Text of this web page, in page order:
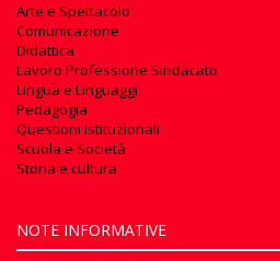
Arte e Spettacolo
Comunicazione
Didattica
Lavoro Professione Sindacato
Lingua e Linguaggi
Pedagogia
Questioni istituzionali
Scuola e Società
Storia e cultura
NOTE INFORMATIVE